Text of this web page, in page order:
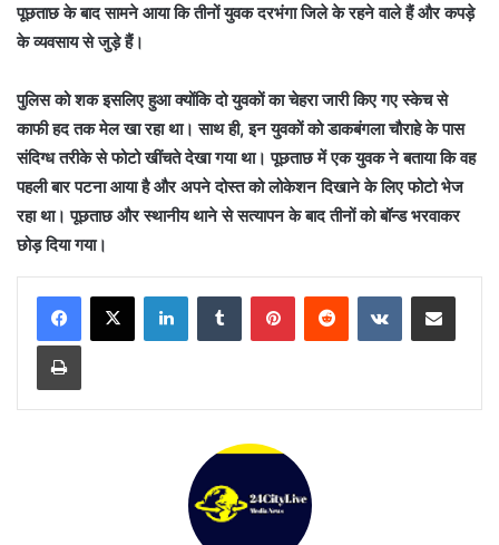
पूछताछ के बाद सामने आया कि तीनों युवक दरभंगा जिले के रहने वाले हैं और कपड़े
के व्यवसाय से जुड़े हैं।
पुलिस को शक इसलिए हुआ क्योंकि दो युवकों का चेहरा जारी किए गए स्केच से
काफी हद तक मेल खा रहा था। साथ ही, इन युवकों को डाकबंगला चौराहे के पास
संदिग्ध तरीके से फोटो खींचते देखा गया था। पूछताछ में एक युवक ने बताया कि वह
पहली बार पटना आया है और अपने दोस्त को लोकेशन दिखाने के लिए फोटो भेज
रहा था। पूछताछ और स्थानीय थाने से सत्यापन के बाद तीनों को बॉन्ड भरवाकर
छोड़ दिया गया।
LinkedInTumblr PinterestReddit VKontakteShare via Email
Print